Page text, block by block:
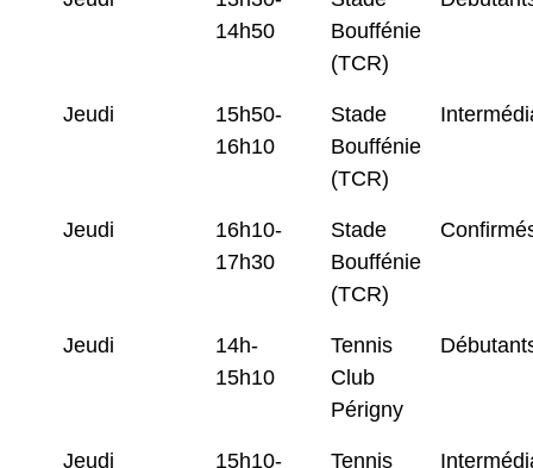
14h50
Bouffénie
(TCR)
Jeudi
15h50-
16h10
Stade
Bouffénie
(TCR)
Jeudi
16h10-
17h30
Stade
Bouffénie
(TCR)
Jeudi
14h-
15h10
Tennis
Club
Périgny
Jeudi
15h10-
Tennis